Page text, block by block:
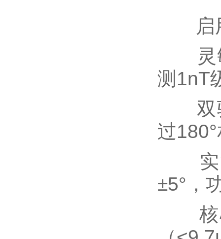
启用
灵敏
测1nT
双驱
过
实测
±5°，
核心